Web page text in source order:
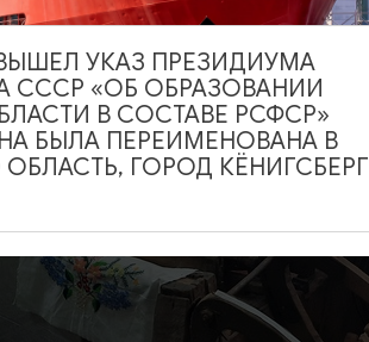
УКАЗ ПРЕЗИДИУМА
СССР «ОБ ОБРАЗОВАНИИ
В СОСТАВЕ РСФСР»
БЫЛА ПЕРЕИМЕНОВАНА В
ГОРОД КЁНИГСБЕРГ